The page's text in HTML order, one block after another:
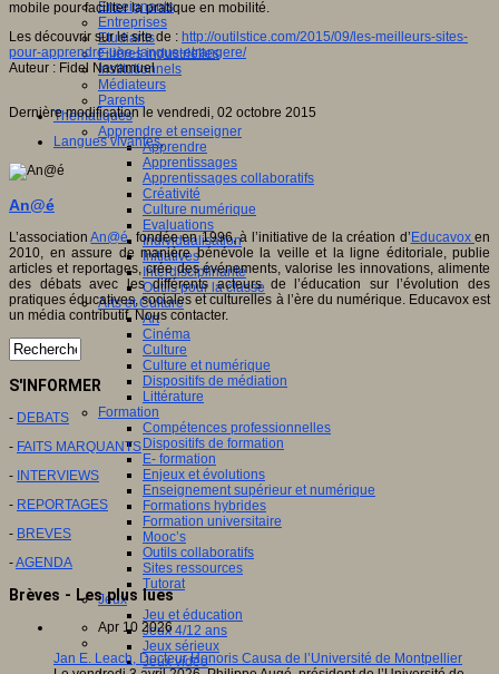
Enseignants
Entreprises
Etudiants
Filières industrielles
Institutionnels
Médiateurs
Parents
Thématiques
Apprendre et enseigner
Apprendre
Apprentissages
Apprentissages collaboratifs
Créativité
Culture numérique
Evaluations
Individualisation
Initiatives
Interdisciplinarité
Outils pour la classe
Arts et Culture
Art
Cinéma
Culture
Culture et numérique
Dispositifs de médiation
Littérature
Formation
Compétences professionnelles
Dispositifs de formation
E- formation
Enjeux et évolutions
Enseignement supérieur et numérique
Formations hybrides
Formation universitaire
Mooc’s
Outils collaboratifs
Sites ressources
Tutorat
Jeux
Jeu et éducation
Jeux 4/12 ans
Jeux sérieux
Jeux vidéo
mobile pour faciliter la pratique en mobilité.
Les découvrir sur le site de : http://outilstice.com/2015/09/les-meilleurs-sites-
pour-apprendre-une-langue-etrangere/
Auteur : Fidel Navamuel
Dernière modification le vendredi, 02 octobre 2015
Langues vivantes,
An@é
L’associationAn@é, fondée en 1996, à l’initiative de la création d’ Educavoxen
2010, en assure de manière bénévole la veille et la ligne éditoriale, publie
articles et reportages, crée des événements, valorise les innovations, alimente
des débats avec les différents acteurs de l’éducation sur l’évolution des
pratiques éducatives, sociales et culturelles à l’ère du numérique. Educavox est
un média contributif. Nous contacter.
S'INFORMER
- DEBATS
- FAITS MARQUANTS
- INTERVIEWS
- REPORTAGES
- BREVES
-AGENDA
Brèves - Les plus lues
Apr 10 2026
Jan E. Leach, Docteur Honoris Causa de l’Université de Montpellier